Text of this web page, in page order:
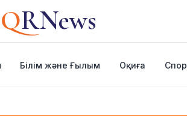
QRNews
Білім және Ғылым Оқиға